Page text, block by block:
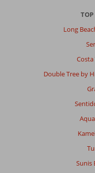
TOP
Long
Double Tree by
Sunis